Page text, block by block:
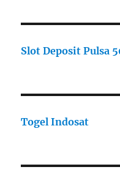
Slot Deposit Pulsa
Togel Indosat